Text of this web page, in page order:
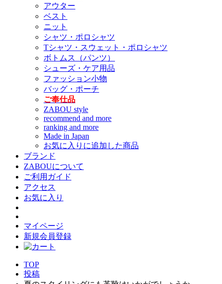
アウター
ベスト
ニット
シャツ・ポロシャツ
Tシャツ・スウェット・ポロシャツ
ボトムス（パンツ）
シューズ・ケア用品
ファッション小物
バッグ・ポーチ
ご奉仕品
ZABOU style
recommend and more
ranking and more
Made in Japan
お気に入りに追加した商品
ブランド
ZABOUについて
ご利用ガイド
アクセス
お気に入り
マイページ
新規会員登録
TOP
投稿